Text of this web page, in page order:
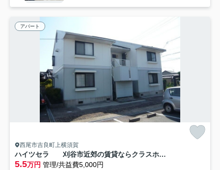
アパート
西尾市吉良町上横須賀
ハイツセラ 刈谷市近郊の賃貸ならクラスホーム刈谷店
5.5万円 管理/共益費5,000円